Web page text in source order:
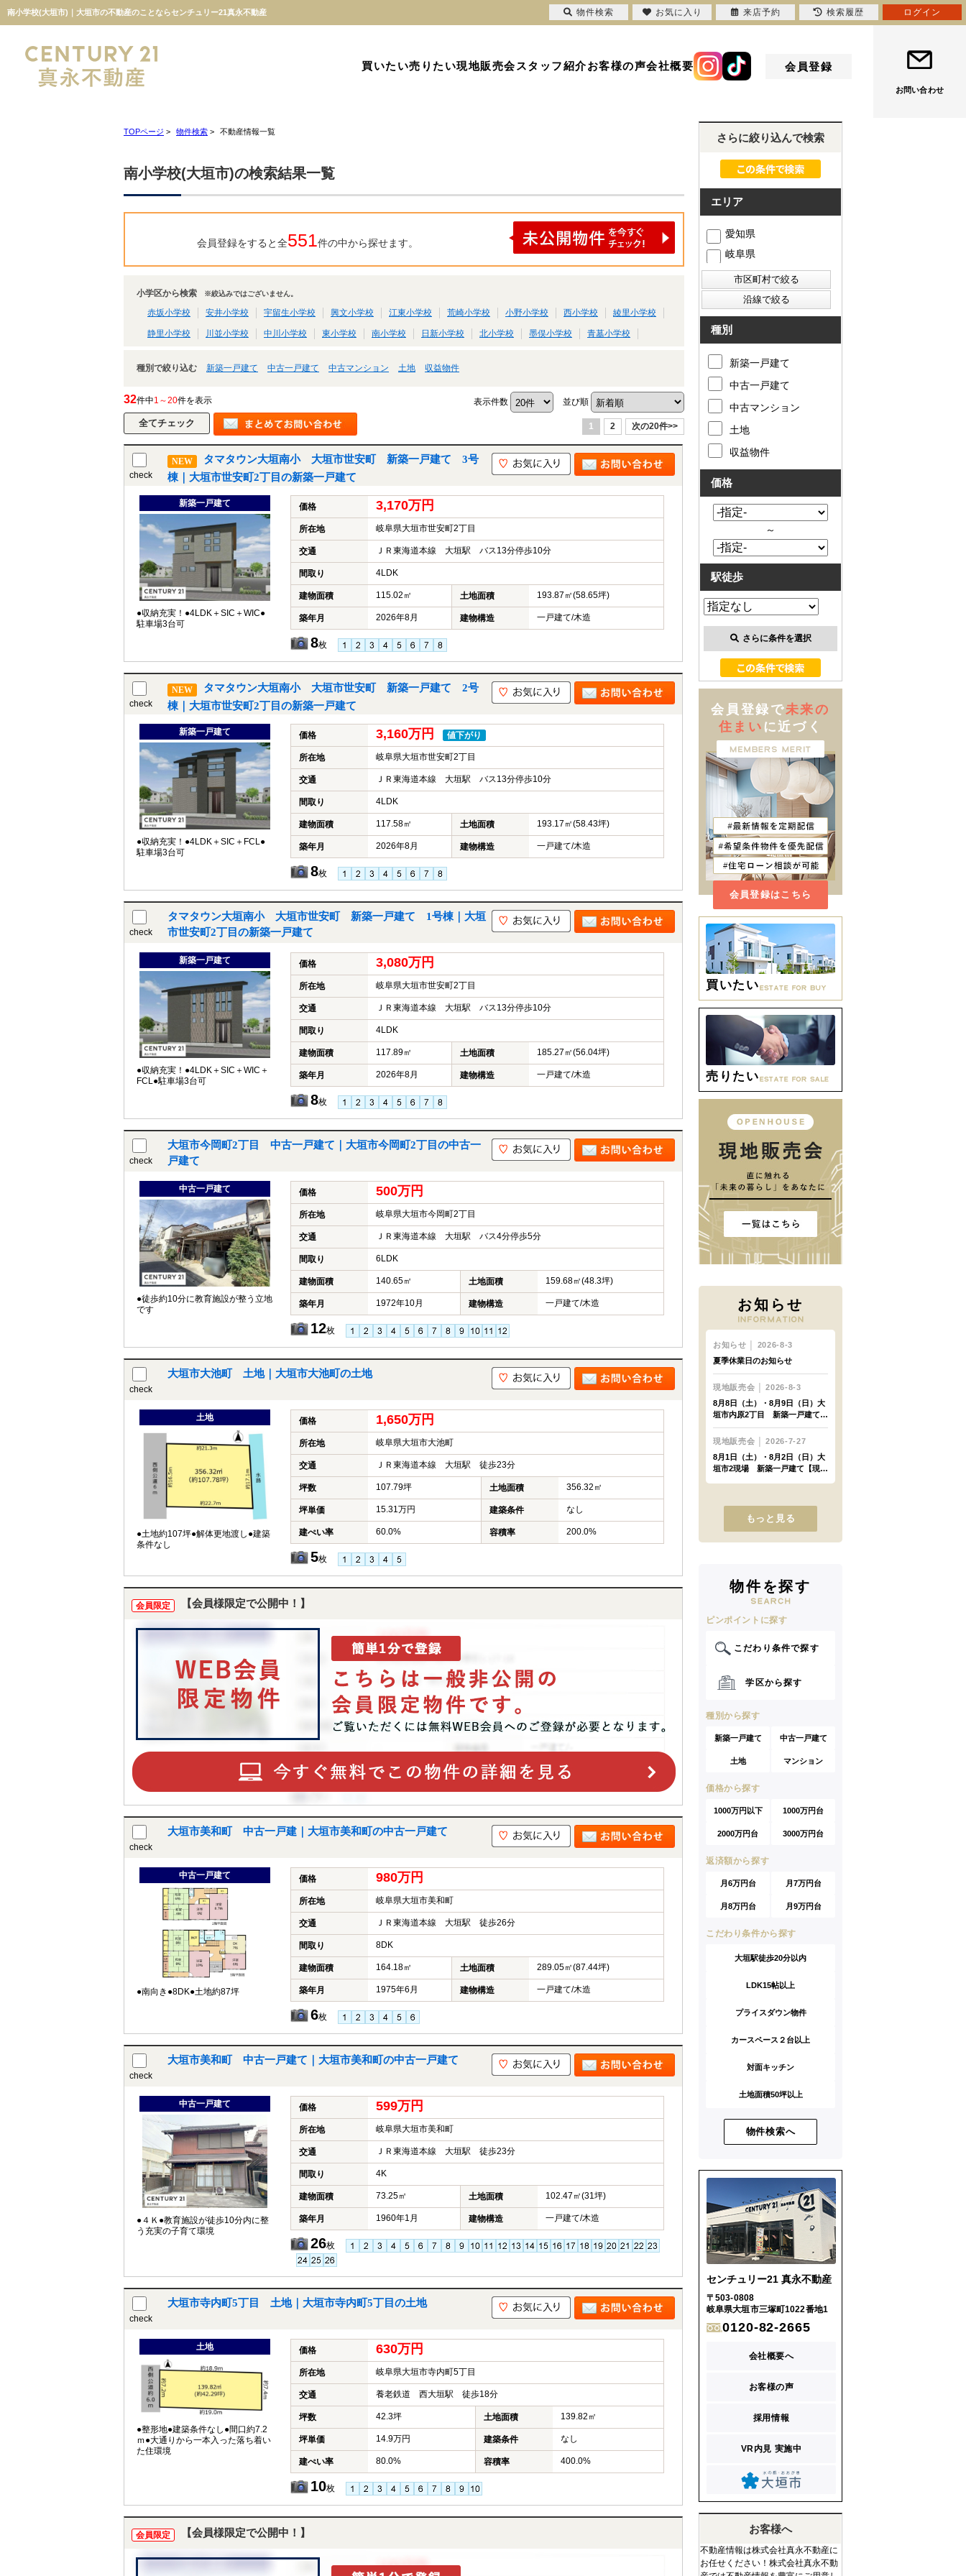
南小学校(大垣市)｜大垣市の不動産のことならセンチュリー21真永不動産
買いたい売りたい現地販売会スタッフ紹介お客様の声会社概要 会員登録
お問い合わせ
TOPページ > 物件検索 > 不動産情報一覧
南小学校(大垣市)の検索結果一覧
会員登録をすると全551件の中から探せます。
小学区から検索 ※絞込みではございません。
赤坂小学校 安井小学校 宇留生小学校 興文小学校 江東小学校 荒崎小学校 小野小学校 西小学校 綾里小学校
静里小学校 川並小学校 中川小学校 東小学校 南小学校 日新小学校 北小学校 墨俣小学校 青墓小学校
種別で絞り込む 新築一戸建て 中古一戸建て 中古マンション 土地 収益物件
32件中1～20件を表示 表示件数 並び順
1 2 次の20件>>
check
NEW
タマタウン大垣南小 大垣市世安町 新築一戸建て 3号
棟｜大垣市世安町2丁目の新築一戸建て
新築一戸建て
●収納充実！●4LDK＋SIC＋WIC●
駐車場3台可
価格 3,170万円
所在地 岐阜県大垣市世安町2丁目
交通 ＪＲ東海道本線 大垣駅 バス13分停歩10分
間取り 4LDK
建物面積 115.02㎡ 土地面積 193.87㎡(58.65坪)
築年月 2026年8月 建物構造 一戸建て/木造
8枚
check
NEW
タマタウン大垣南小 大垣市世安町 新築一戸建て 2号
棟｜大垣市世安町2丁目の新築一戸建て
新築一戸建て
●収納充実！●4LDK＋SIC＋FCL●
駐車場3台可
価格 3,160万円 値下がり
所在地 岐阜県大垣市世安町2丁目
交通 ＪＲ東海道本線 大垣駅 バス13分停歩10分
間取り 4LDK
建物面積 117.58㎡ 土地面積 193.17㎡(58.43坪)
築年月 2026年8月 建物構造 一戸建て/木造
8枚
check
タマタウン大垣南小 大垣市世安町 新築一戸建て 1号棟｜大垣
市世安町2丁目の新築一戸建て
新築一戸建て
●収納充実！●4LDK＋SIC＋WIC＋
FCL●駐車場3台可
価格 3,080万円
所在地 岐阜県大垣市世安町2丁目
交通 ＪＲ東海道本線 大垣駅 バス13分停歩10分
間取り 4LDK
建物面積 117.89㎡ 土地面積 185.27㎡(56.04坪)
築年月 2026年8月 建物構造 一戸建て/木造
8枚
check
大垣市今岡町2丁目 中古一戸建て｜大垣市今岡町2丁目の中古一
戸建て
中古一戸建て
●徒歩約10分に教育施設が整う立地
です
価格 500万円
所在地 岐阜県大垣市今岡町2丁目
交通 ＪＲ東海道本線 大垣駅 バス4分停歩5分
間取り 6LDK
建物面積 140.65㎡ 土地面積 159.68㎡(48.3坪)
築年月 1972年10月 建物構造 一戸建て/木造
12枚
check
大垣市大池町 土地｜大垣市大池町の土地
土地
●土地約107坪●解体更地渡し●建築
条件なし
価格 1,650万円
所在地 岐阜県大垣市大池町
交通 ＪＲ東海道本線 大垣駅 徒歩23分
坪数 107.79坪 土地面積 356.32㎡
坪単価 15.31万円 建築条件 なし
建ぺい率 60.0% 容積率 200.0%
5枚
会員限定 【会員様限定で公開中！】
check
大垣市美和町 中古一戸建｜大垣市美和町の中古一戸建て
中古一戸建て
●南向き●8DK●土地約87坪
価格 980万円
所在地 岐阜県大垣市美和町
交通 ＪＲ東海道本線 大垣駅 徒歩26分
間取り 8DK
建物面積 164.18㎡ 土地面積 289.05㎡(87.44坪)
築年月 1975年6月 建物構造 一戸建て/木造
6枚
check
大垣市美和町 中古一戸建て｜大垣市美和町の中古一戸建て
中古一戸建て
●４Ｋ●教育施設が徒歩10分内に整
う充実の子育て環境
価格 599万円
所在地 岐阜県大垣市美和町
交通 ＪＲ東海道本線 大垣駅 徒歩23分
間取り 4K
建物面積 73.25㎡ 土地面積 102.47㎡(31坪)
築年月 1960年1月 建物構造 一戸建て/木造
26枚
check
大垣市寺内町5丁目 土地｜大垣市寺内町5丁目の土地
土地
●整形地●建築条件なし●間口約7.2
ｍ●大通りから一本入った落ち着い
た住環境
価格 630万円
所在地 岐阜県大垣市寺内町5丁目
交通 養老鉄道 西大垣駅 徒歩18分
坪数 42.3坪 土地面積 139.82㎡
坪単価 14.9万円 建築条件 なし
建ぺい率 80.0% 容積率 400.0%
10枚
会員限定 【会員様限定で公開中！】
さらに絞り込んで検索
エリア
愛知県
岐阜県
種別
新築一戸建て
中古一戸建て
中古マンション
土地
収益物件
価格
～
駅徒歩
さらに条件を選択
会員登録で未来の
住まい に近づく
会員登録はこちら
買いたい
売りたい
お知らせ
もっと見る
物件を探す
ピンポイントに探す
こだわり条件で探す
学区から探す
種別から探す
新築一戸建て 中古一戸建て
土地 マンション
価格から探す
1000万円以下 1000万円台
2000万円台 3000万円台
返済額から探す
月6万円台 月7万円台
月8万円台 月9万円台
こだわり条件から探す
大垣駅徒歩20分以内
LDK15帖以上
プライスダウン物件
カースペース２台以上
対面キッチン
土地面積50坪以上
物件検索へ
センチュリー21 真永不動産
〒503-0808
岐阜県大垣市三塚町1022番地1
0120-82-2665
会社概要へ
お客様の声
採用情報
VR内見 実施中
お客様へ
不動産情報は株式会社真永不動産に
お任せください！株式会社真永不動
物件検索 お気に入り 来店予約 検索履歴 ログイン